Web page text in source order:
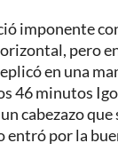
imponente
pero
en una
46 minutos
cabezazo
entró por la